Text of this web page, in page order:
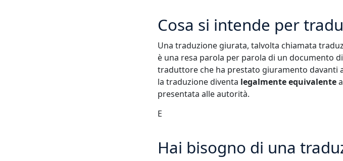
Cosa si intende per
Una traduzione giurata, talvolta chiamata
è una resa parola per parola di un documento
traduttore che ha prestato giuramento davanti
la traduzione diventa legalmente equivalente
presentata alle autorità.
E
Hai bisogno di una